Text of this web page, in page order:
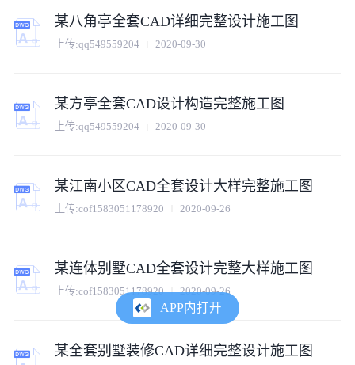
某八角亭全套CAD详细完整设计施工图
上传:qq549559204 2020-09-30
某方亭全套CAD设计构造完整施工图
上传:qq549559204 2020-09-30
某江南小区CAD全套设计大样完整施工图
上传:cof1583051178920 2020-09-26
某连体别墅CAD全套设计完整大样施工图
上传:cof1583051178920 2020-09-26
某全套别墅装修CAD详细完整设计施工图
APP内打开